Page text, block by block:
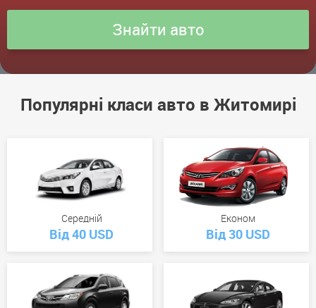
Популярні класи авто в Житомирі
Середній
Від 40 USD
Економ
Від 30 USD